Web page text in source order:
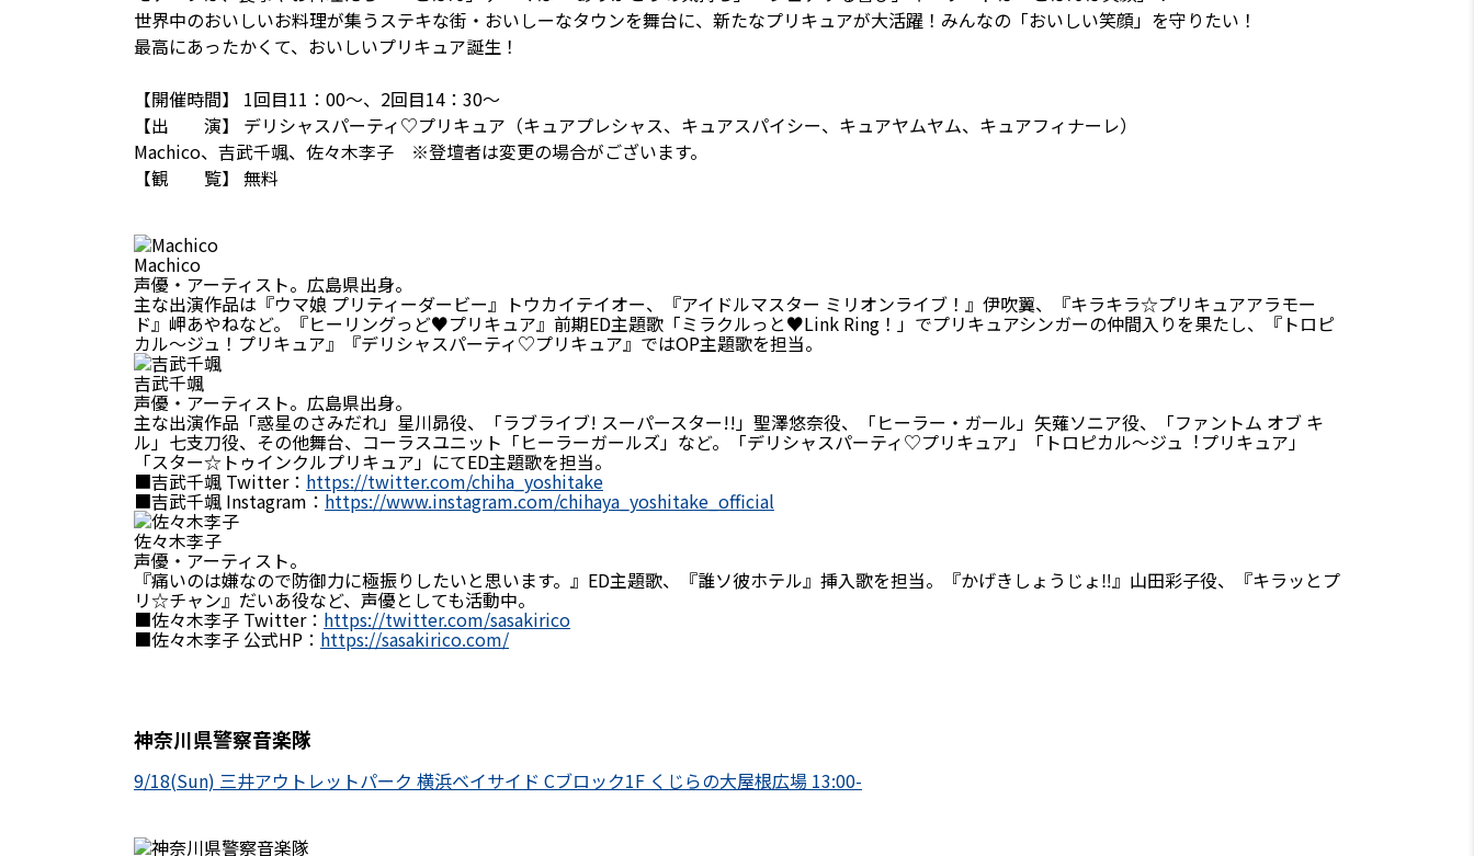
世界中のおいしいお料理が集うステキな街・おいしーなタウンを舞台に、新たなプリキュアが大活躍！みんなの「おいしい笑顔」を守りたい！
最高にあったかくて、おいしいプリキュア誕生！
【開催時間】 1回目11：00〜、2回目14：30〜
【出 演】 デリシャスパーティ♡プリキュア（キュアプレシャス、キュアスパイシー、キュアヤムヤム、キュアフィナーレ）
Machico、吉武千颯、佐々木李子 ※登壇者は変更の場合がございます。
【観 覧】 無料
Machico
声優・アーティスト。広島県出身。
主な出演作品は『ウマ娘 プリティーダービー』トウカイテイオー、『アイドルマスター ミリオンライブ！』伊吹翼、『キラキラ☆プリキュアアラモー
ド』岬あやねなど。『ヒーリングっど♥プリキュア』前期ED主題歌「ミラクルっと♥Link Ring！」でプリキュアシンガーの仲間入りを果たし、『トロピ
カル～ジュ！プリキュア』『デリシャスパーティ♡プリキュア』ではOP主題歌を担当。
吉武千颯
声優・アーティスト。広島県出身。
主な出演作品「惑星のさみだれ」星川昴役、「ラブライブ! スーパースター!!」聖澤悠奈役、「ヒーラー・ガール」矢薙ソニア役、「ファントム オブ キ
ル」七支刀役、その他舞台、コーラスユニット「ヒーラーガールズ」など。「デリシャスパーティ♡プリキュア」「トロピカル～ジュ︕プリキュア」
「スター☆トゥインクルプリキュア」にてED主題歌を担当。
■吉武千颯 Twitter： https://twitter.com/chiha_yoshitake
■吉武千颯 Instagram： https://www.instagram.com/chihaya_yoshitake_official
佐々木李子
声優・アーティスト。
『痛いのは嫌なので防御力に極振りしたいと思います。』ED主題歌、『誰ソ彼ホテル』挿入歌を担当。『かげきしょうじょ‼』山田彩子役、『キラッとプ
リ☆チャン』だいあ役など、声優としても活動中。
■佐々木李子 Twitter： https://twitter.com/sasakirico
■佐々木李子 公式HP： https://sasakirico.com/
神奈川県警察音楽隊
9/18(Sun) 三井アウトレットパーク 横浜ベイサイド Cブロック1F くじらの大屋根広場 13:00-